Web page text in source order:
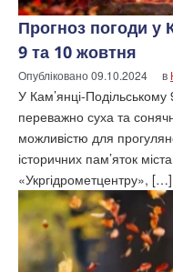
Прогноз погоди у
9 та 10 жовтня
Опубліковано09.10.2024 в
У Кам’янці-Подільському
переважно суха та
можливістю для
історичних пам’яток
«Укргідрометцентру», […]